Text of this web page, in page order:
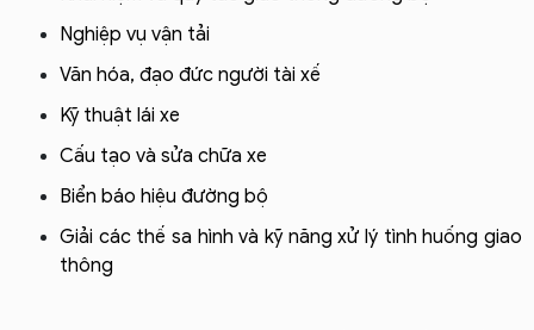
Nghiệp vụ vận tải
Văn hóa, đạo đức người tài xế
Kỹ thuật lái xe
Cấu tạo và sửa chữa xe
Biển báo hiệu đường bộ
Giải các thế sa hình và kỹ năng xử lý tình huống giao
thông